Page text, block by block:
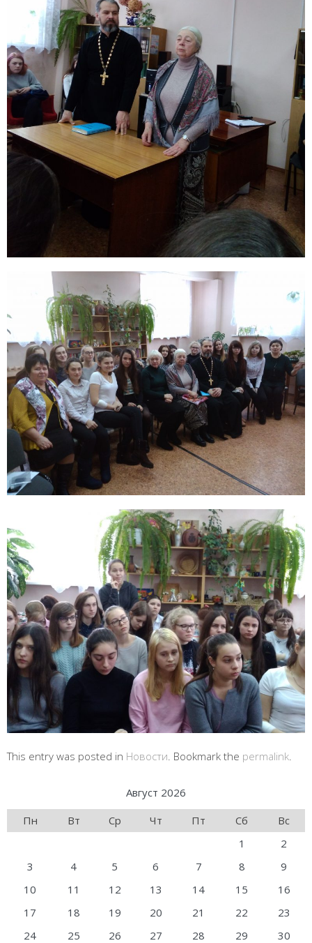
This entry was posted in Новости . Bookmark the permalink
Август 2026
Пн
Вт Ср Чт Пт Сб
Вс
1
2
3
4 5 6 7 8
9
10
11 12 13 14 15
16
17
18 19 20 21 22
23
24
25 26 27 28 29
30